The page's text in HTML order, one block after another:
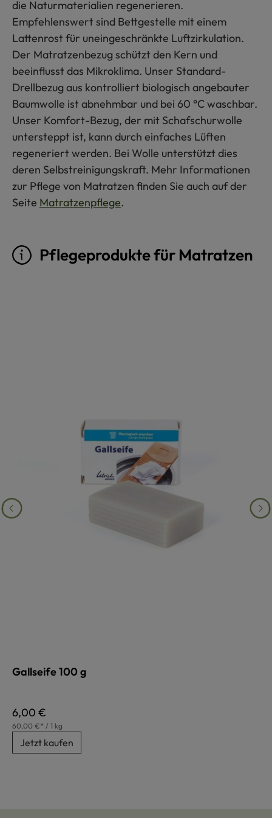
die Naturmaterialien regenerieren.
Empfehlenswert sind Bettgestelle mit einem
Lattenrost für uneingeschränkte Luftzirkulation.
Der Matratzenbezug schützt den Kern und
beeinflusst das Mikroklima. Unser Standard-
Drellbezug aus kontrolliert biologisch angebauter
Baumwolle ist abnehmbar und bei 60 °C waschbar.
Unser Komfort-Bezug, der mit Schafschurwolle
untersteppt ist, kann durch einfaches Lüften
regeneriert werden. Bei Wolle unterstützt dies
deren Selbstreinigungskraft. Mehr Informationen
zur Pflege von Matratzen finden Sie auch auf der
Seite Matratzenpflege.
Pflegeprodukte für Matratzen
Gallseife 100 g
Regulärer Preis:
6,00 €
60,00 €* / 1 kg
Jetzt kaufen